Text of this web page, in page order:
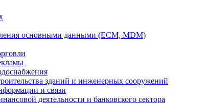
основными данными (ECM, MDM)
зданий и инженерных сооружений
и связи
деятельности и банковского сектора